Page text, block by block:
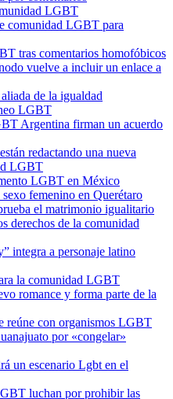
LGBT
comunidad LGBT para
tras comentarios homofóbicos
vuelve a incluir un enlace a
de la igualdad
LGBT
Argentina firman un acuerdo
redactando una nueva
LGBT
LGBT en México
femenino en Querétaro
el matrimonio igualitario
derechos de la comunidad
integra a personaje latino
la comunidad LGBT
romance y forma parte de la
reúne con organismos LGBT
por «congelar»
un escenario Lgbt en el
luchan por prohibir las